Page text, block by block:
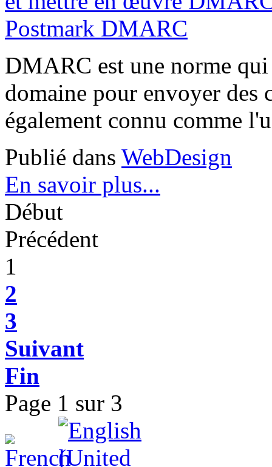
DMARC est une norme
domaine pour envoyer des
également connu comme
Publié dans WebDesign
En savoir plus...
Début
Précédent
1
2
3
Suivant
Fin
Page 1 sur 3